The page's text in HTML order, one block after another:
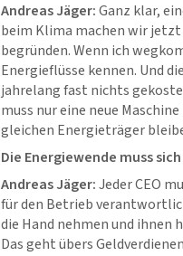
Andreas Jäger:Ganz klar,
beim Klima machen wir jetzt
begründen. Wenn ich
Energieflüsse kennen. Und
jahrelang fast nichts
muss nur eine neue
gleichen Energieträger
Die Energiewende muss
Andreas Jäger:Jeder CEO
für den Betrieb
die Hand nehmen und ihnen
Das geht übers